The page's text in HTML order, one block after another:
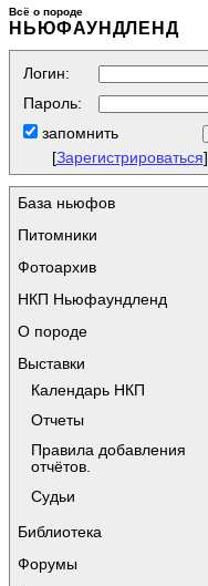
Всё о породе
НЬЮФАУНДЛЕНД
Логин:
Пароль:
запомнить
[Зарегистрироваться]
База ньюфов
Питомники
Фотоархив
НКП Ньюфаундленд
О породе
Выставки
Календарь НКП
Отчеты
Правила добавления
отчётов.
Судьи
Библиотека
Форумы